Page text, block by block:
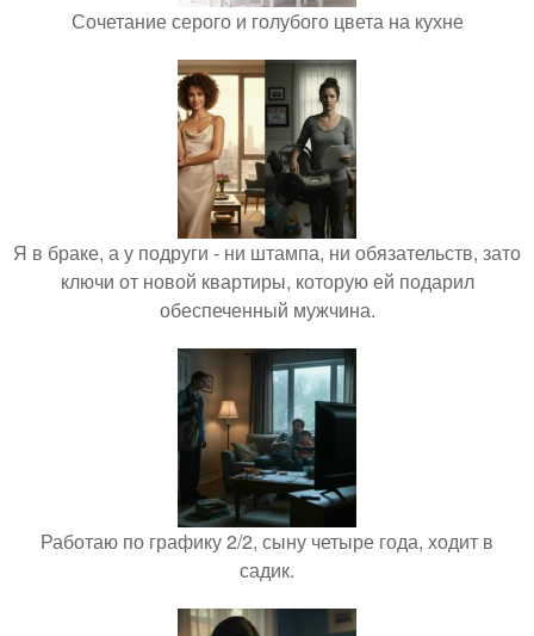
Сочетание серого и голубого цвета на кухне
Я в браке, а у подруги - ни штампа, ни обязательств, зато
ключи от новой квартиры, которую ей подарил
обеспеченный мужчина.
Работаю по графику 2/2, сыну четыре года, ходит в
садик.